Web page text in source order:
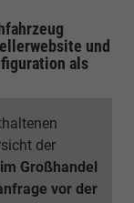
und
als
der
Großhandel
vor der